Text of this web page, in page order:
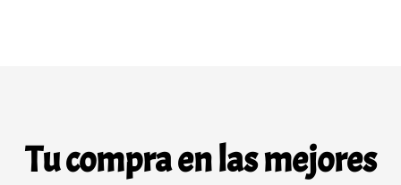
Tu compra en las mejores